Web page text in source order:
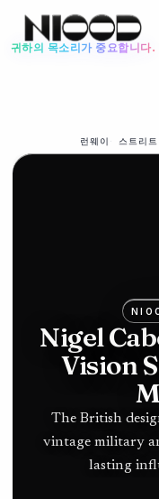
귀하의 목소리가 중요합니다.
Mike
Boss in
luxury
일
드
인:
런웨이 스트리
Nigel
Vision
The British
vintage military
lasting